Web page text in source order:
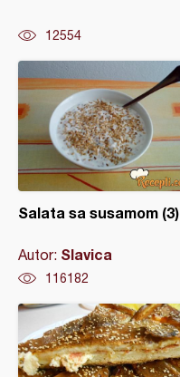
12554
Salata sa susamom (3)
Autor: Slavica
116182